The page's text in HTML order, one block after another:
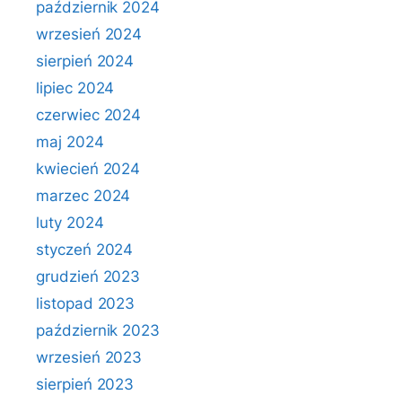
październik 2024
wrzesień 2024
sierpień 2024
lipiec 2024
czerwiec 2024
maj 2024
kwiecień 2024
marzec 2024
luty 2024
styczeń 2024
grudzień 2023
listopad 2023
październik 2023
wrzesień 2023
sierpień 2023